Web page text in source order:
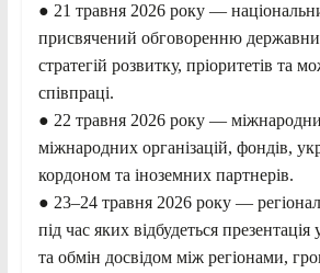
● 21 травня 2026 року —
присвячений обговоренню
стратегій розвитку, пріоритетів та
співпраці.
● 22 травня 2026 року —
міжнародних організацій, фондів,
кордоном та іноземних партнерів.
● 23–24 травня 2026 року —
під час яких відбудеться
та обмін досвідом між регіонами,